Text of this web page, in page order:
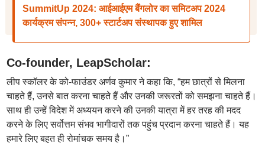
SummitUp 2024: आईआईएम बैंगलोर का समिटअप 2024
कार्यक्रम संपन्न, 300+ स्टार्टअप संस्थापक हुए शामिल
Co-founder, LeapScholar:
लीप स्कॉलर के को-फाउंडर अर्णव कुमार ने कहा कि, “हम छात्रों से मिलना
चाहते हैं, उनसे बात करना चाहते हैं और उनकी जरूरतों को समझना चाहते हैं।
साथ ही उन्हें विदेश में अध्ययन करने की उनकी यात्रा में हर तरह की मदद
करने के लिए सर्वोत्तम संभव भागीदारों तक पहुंच प्रदान करना चाहते हैं। यह
हमारे लिए बहुत ही रोमांचक समय है।”